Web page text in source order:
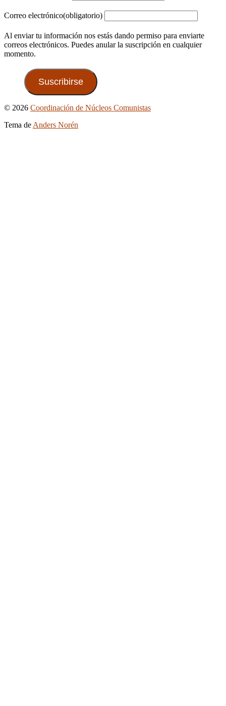
Correo electrónico(obligatorio)
Al enviar tu información nos estás dando permiso para enviarte
correos electrónicos. Puedes anular la suscripción en cualquier
momento.
Suscribirse
Ir
© 2026 Coordinación de Núcleos Comunistas
Tema de Anders Norén